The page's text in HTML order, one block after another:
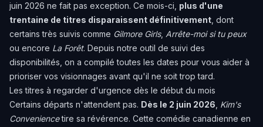
juin 2026 ne fait pas exception. Ce mois-ci, plus d'une
trentaine de titres disparaissent définitivement , dont
certains très suivis comme Gilmore Girls, Arrête-moi si tu peux
ou encore La Forêt. Depuis notre outil de suivi des
disponibilités, on a compilé toutes les dates pour vous aider à
prioriser vos visionnages avant qu'il ne soit trop tard.
Les titres à regarder d'urgence dès le début du mois
Certains départs n'attendent pas. Dès le 2 juin 2026 Kim's
Conveniencetire sa révérence. Cette comédie canadienne en